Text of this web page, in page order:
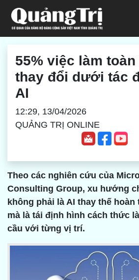
55% việc làm
thay đổi dưới tác
AI
12:29, 13/04/2026
QUẢNG TRỊ ONLINE
Theo các nghiên cứu của
Consulting Group, xu hướng
không phải là AI thay thế
mà là tái định hình cách thức
cầu với từng vị trí.